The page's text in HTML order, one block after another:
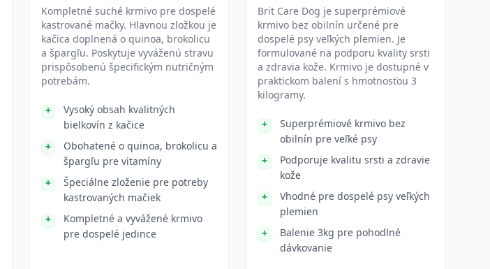
Kompletné suché krmivo pre dospelé
kastrované mačky. Hlavnou zložkou je
kačica doplnená o quinoa, brokolicu
a špargľu. Poskytuje vyváženú stravu
prispôsobenú špecifickým nutričným
potrebám.
Vysoký obsah kvalitných
bielkovín z kačice
Obohatené o quinoa, brokolicu a
špargľu pre vitamíny
Špeciálne zloženie pre potreby
kastrovaných mačiek
Kompletné a vyvážené krmivo
pre dospelé jedince
Brit Care Dog je superprémiové
krmivo bez obilnín určené pre
dospelé psy veľkých plemien. Je
formulované na podporu kvality srsti
a zdravia kože. Krmivo je dostupné v
praktickom balení s hmotnosťou 3
kilogramy.
Superprémiové krmivo bez
obilnín pre veľké psy
Podporuje kvalitu srsti a zdravie
kože
Vhodné pre dospelé psy veľkých
plemien
Balenie 3kg pre pohodlné
dávkovanie